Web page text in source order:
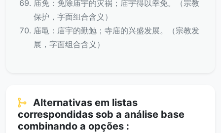
庙免：免除庙宇的灾祸；庙宇得以幸免。（宗教
保护，字面组合含义）
庙黾：庙宇的勤勉；寺庙的兴盛发展。（宗教发
展，字面组合含义）
Alternativas em listas
correspondidas sob a análise base
combinando a opções :